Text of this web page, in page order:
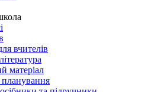
вчителів
матеріал